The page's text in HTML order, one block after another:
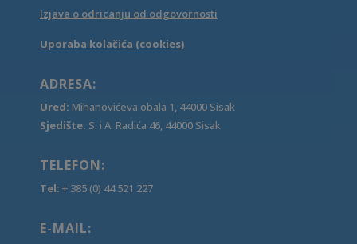
Izjava o odricanju od odgovornosti
Uporaba kolačića (cookies)
ADRESA:
Ured: Mihanovićeva obala 1, 44000 Sisak
Sjedište: S. i A. Radića 46, 44000 Sisak
TELEFON:
Tel: + 385 (0) 44 521 227
E-MAIL: